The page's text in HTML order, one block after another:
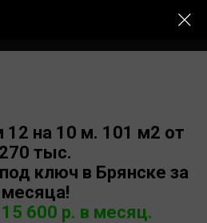
на 10 м. 101 м2 от
тыс.
ключ в Брянске за
600 р. в месяц.